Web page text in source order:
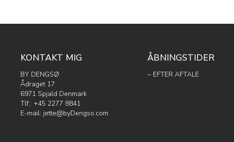
KONTAKT MIG
BY DENGSØ
Ådraget 17
6971 Spjald Denmark
Tlf.: +45 2277 8841
E-mail: jette@byDengso.com
ÅBNINGSTIDER
– EFTER AFTALE